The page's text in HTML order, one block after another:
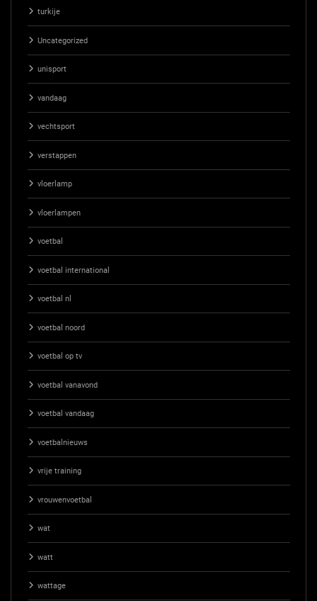
turkije
Uncategorized
unisport
vandaag
vechtsport
verstappen
vloerlamp
vloerlampen
voetbal
voetbal international
voetbal nl
voetbal noord
voetbal op tv
voetbal vanavond
voetbal vandaag
voetbalnieuws
vrije training
vrouwenvoetbal
wat
watt
wattage